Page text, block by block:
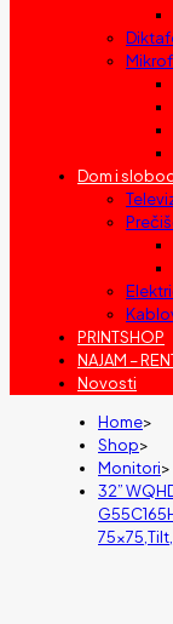
Dom i
PRINTSHOP
NAJAM –
Novosti
Home>
Shop>
Monitori>
32”